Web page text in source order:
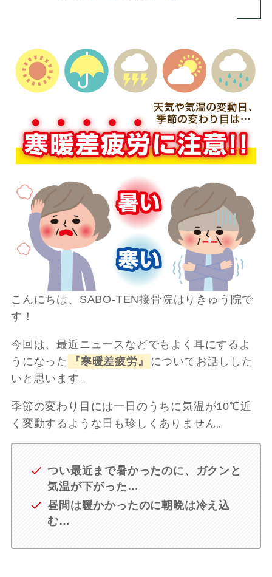
こんにちは、SABO-TEN接骨院はりきゅう院で
す！
今回は、最近ニュースなどでもよく耳にするよ
うになった
『寒暖差疲労』
についてお話しした
いと思います。
季節の変わり目には一日のうちに気温が10℃近
く変動するような日も珍しくありません。
つい最近まで暑かったのに、ガクンと
気温が下がった…
昼間は暖かかったのに朝晩は冷え込
む…